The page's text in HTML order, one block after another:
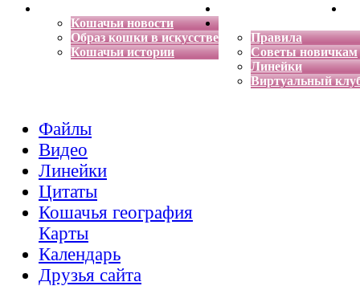
Кошачьи новости
Образ кошки в искусстве
Кошачьи истории
Энциклопедия кошек
Правила
Советы новичкам
Линейки
Виртуальный
Файлы
Видео
Линейки
Цитаты
Кошачья география
Карты
Календарь
Друзья сайта